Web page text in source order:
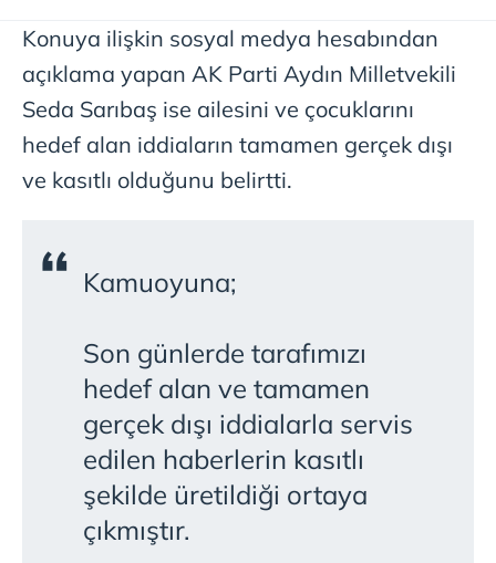
Konuya ilişkin sosyal medya hesabından
açıklama yapan AK Parti Aydın Milletvekili
Seda Sarıbaş ise ailesini ve çocuklarını
hedef alan iddiaların tamamen gerçek dışı
ve kasıtlı olduğunu belirtti.
Kamuoyuna;
Son günlerde tarafımızı
hedef alan ve tamamen
gerçek dışı iddialarla servis
edilen haberlerin kasıtlı
şekilde üretildiği ortaya
çıkmıştır.